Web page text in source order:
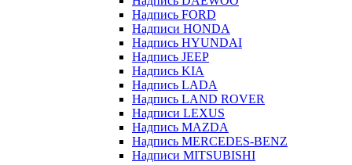
Надпись FORD
Надписи HONDA
Надпись HYUNDAI
Надпись JEEP
Надпись KIA
Надпись LADA
Надпись LAND ROVER
Надписи LEXUS
Надпись MAZDA
Надпись MERCEDES-BENZ
Надписи MITSUBISHI